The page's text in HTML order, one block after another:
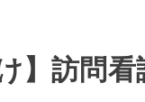
】訪問